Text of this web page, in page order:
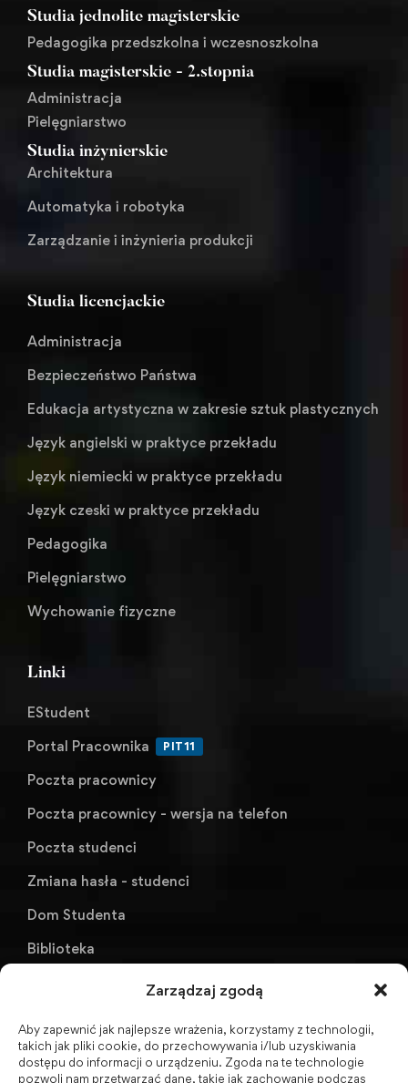
Zarządzaj zgodą
Aby zapewnić jak najlepsze wrażenia, korzystamy z technologii,
takich jak pliki cookie, do przechowywania i/lub uzyskiwania
dostępu do informacji o urządzeniu. Zgoda na te technologie
pozwoli nam przetwarzać dane, takie jak zachowanie podczas
Studia jednolite magisterskie
Pedagogika przedszkolna i wczesnoszkolna
Studia magisterskie - 2.stopnia
Administracja
Pielęgniarstwo
Studia inżynierskie
Architektura
Automatyka i robotyka
Zarządzanie i inżynieria produkcji
Studia licencjackie
Administracja
Bezpieczeństwo Państwa
Edukacja artystyczna w zakresie sztuk plastycznych
Język angielski w praktyce przekładu
Język niemiecki w praktyce przekładu
Język czeski w praktyce przekładu
Pedagogika
Pielęgniarstwo
Wychowanie fizyczne
Linki
EStudent
Portal Pracownika
PIT11
Poczta pracownicy
Poczta pracownicy - wersja na telefon
Poczta studenci
Zmiana hasła - studenci
Dom Studenta
Biblioteka
KU AZS ANS w Raciborzu
Biuletyn Informacji Publicznej